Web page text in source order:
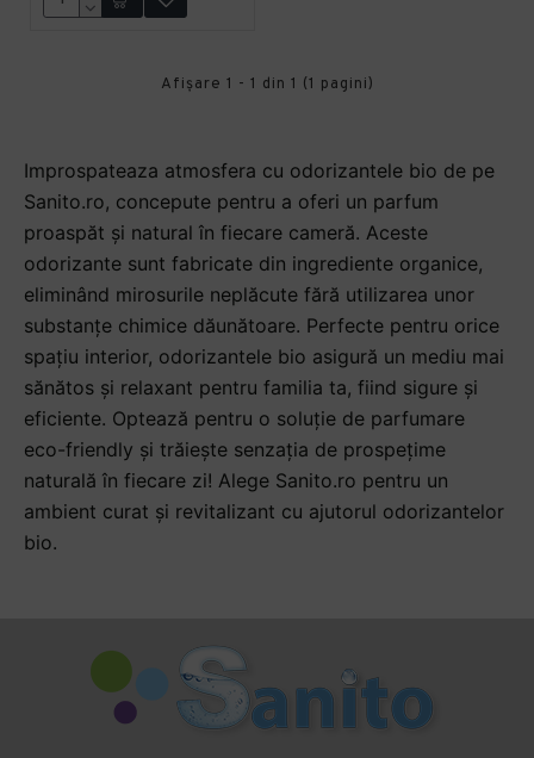
Afişare 1 - 1 din 1 (1 pagini)
Improspateaza atmosfera cu odorizantele bio de pe
Sanito.ro, concepute pentru a oferi un parfum
proaspăt și natural în fiecare cameră. Aceste
odorizante sunt fabricate din ingrediente organice,
eliminând mirosurile neplăcute fără utilizarea unor
substanțe chimice dăunătoare. Perfecte pentru orice
spațiu interior, odorizantele bio asigură un mediu mai
sănătos și relaxant pentru familia ta, fiind sigure și
eficiente. Optează pentru o soluție de parfumare
eco-friendly și trăiește senzația de prospețime
naturală în fiecare zi! Alege Sanito.ro pentru un
ambient curat și revitalizant cu ajutorul odorizantelor
bio.